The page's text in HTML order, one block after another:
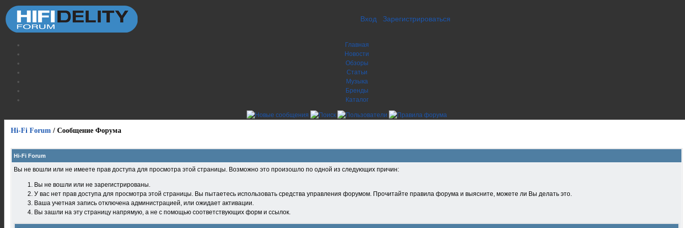
Вход Зарегистрироваться
Главная
Новости
Обзоры
Статьи
Музыка
Бренды
Каталог
Hi-Fi Forum / Сообщение Форума
Hi-Fi Forum
Вы не вошли или не имеете прав доступа для просмотра этой страницы. Возможно это произошло по одной из следующих причин:
Вы не вошли или не зарегистрированы.
У вас нет прав доступа для просмотра этой страницы. Вы пытаетесь использовать средства управления форумом. Прочитайте правила форума и выясните, можете ли Вы делать это.
Ваша учетная запись отключена администрацией, или ожидает активации.
Вы зашли на эту страницу напрямую, а не с помощью соответствующих форм и ссылок.